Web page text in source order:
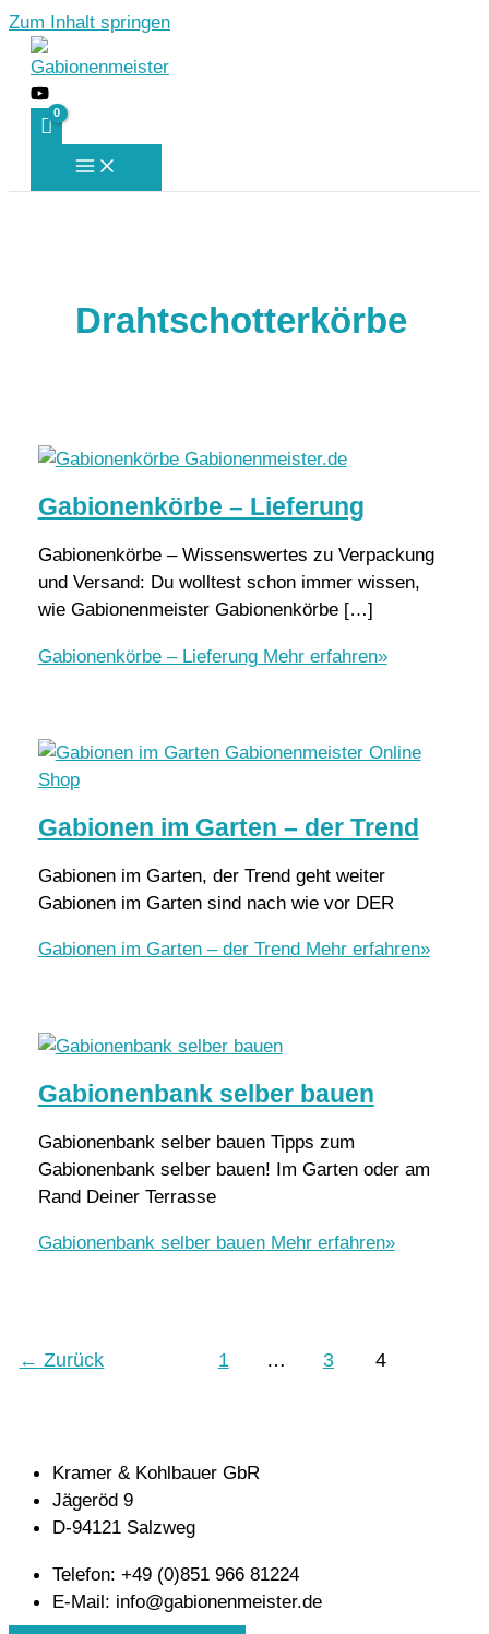
Zum Inhalt springen
Drahtschotterkörbe
Gabionenkörbe – Lieferung
Gabionenkörbe – Wissenswertes zu Verpackung
und Versand: Du wolltest schon immer wissen,
wie Gabionenmeister Gabionenkörbe […]
Gabionenkörbe – LieferungMehr erfahren»
Gabionen im Garten – der Trend
Gabionen im Garten, der Trend geht weiter
Gabionen im Garten sind nach wie vor DER
Gabionen im Garten – der TrendMehr erfahren»
Gabionenbank selber bauen
Gabionenbank selber bauen Tipps zum
Gabionenbank selber bauen! Im Garten oder am
Rand Deiner Terrasse
Gabionenbank selber bauenMehr erfahren»
← Zurück 1 … 3 4
Kramer & Kohlbauer GbR
Jägeröd 9
D-94121 Salzweg
Telefon: +49 (0)851 966 81224
E-Mail: info@gabionenmeister.de